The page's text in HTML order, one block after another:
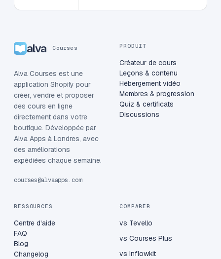
alva Courses
Alva Courses est une
application Shopify pour
créer, vendre et proposer
des cours en ligne
directement dans votre
boutique. Développée par
Alva Apps à Londres, avec
des améliorations
expédiées chaque semaine.
courses@alvaapps.com
PRODUIT
Créateur de cours
Leçons & contenu
Hébergement vidéo
Membres & progression
Quiz & certificats
Discussions
RESSOURCES
Centre d'aide
FAQ
Blog
Changelog
COMPARER
vs Tevello
vs Courses Plus
vs Inflowkit